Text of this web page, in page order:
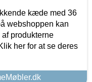
kæde med 36
webshoppen kan
af produkterne
her for at se deres